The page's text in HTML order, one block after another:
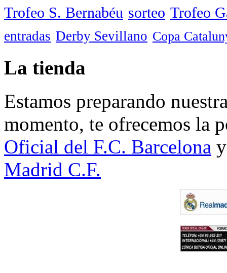
Trofeo S. Bernabéu sorteo Trofeo
entradas Derby Sevillano Copa
La tienda
Estamos preparando
momento, te ofrecemos la
Oficial del F.C. Barcelona
Madrid C.F.